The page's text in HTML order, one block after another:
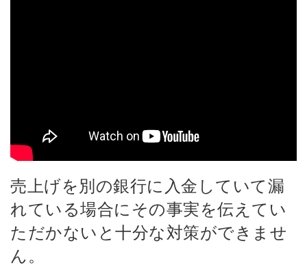
売上げを別の銀行に入金していて漏
れている場合にその事実を伝えてい
ただかないと十分な対策ができませ
ん。